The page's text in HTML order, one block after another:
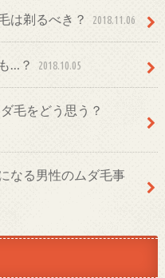
は剃るべき？ 2018.11.06
…？ 2018.10.05
毛をどう思う？
なる男性のムダ毛事